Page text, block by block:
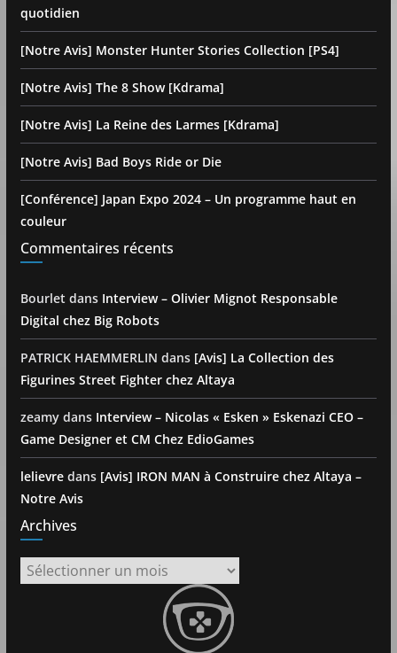
quotidien
[Notre Avis] Monster Hunter Stories Collection [PS4]
[Notre Avis] The 8 Show [Kdrama]
[Notre Avis] La Reine des Larmes [Kdrama]
[Notre Avis] Bad Boys Ride or Die
[Conférence] Japan Expo 2024 – Un programme haut en
couleur
Commentaires récents
Bourlet dans Interview – Olivier Mignot Responsable
Digital chez Big Robots
PATRICK HAEMMERLIN dans [Avis] La Collection des
Figurines Street Fighter chez Altaya
zeamydans Interview – Nicolas « Esken » Eskenazi CEO –
Game Designer et CM Chez EdioGames
lelievredans [Avis] IRON MAN à Construire chez Altaya –
Notre Avis
Archives
Archives